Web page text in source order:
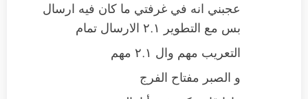
عجبني انه في غرفتي ما كان فيه ارسال
بس مع التطوير ٢.١ الارسال تمام
التعريب مهم وال ٢.١ مهم
و الصبر مفتاح الفرج